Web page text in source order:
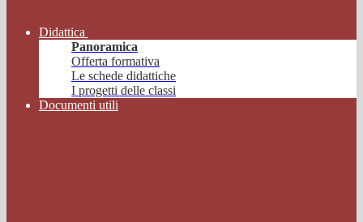
Didattica
Panoramica
Offerta formativa
Le schede didattiche
I progetti delle classi
Documenti utili